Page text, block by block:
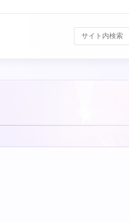
サイト内検索